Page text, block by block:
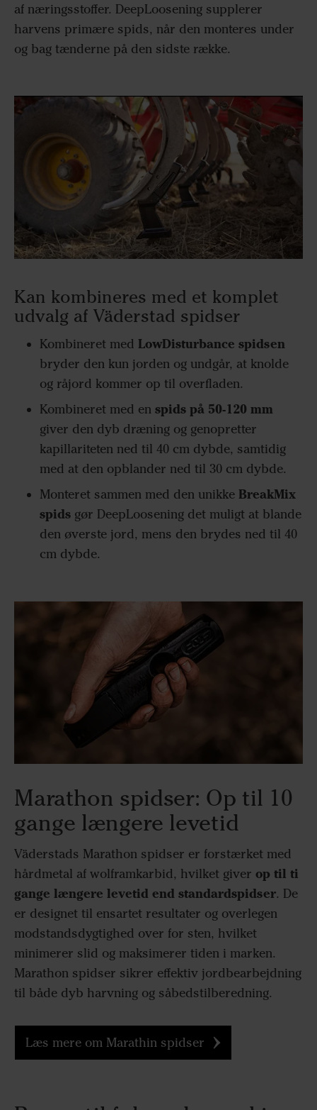
af næringsstoffer. DeepLoosening supplerer
harvens primære spids, når den monteres under
og bag tænderne på den sidste række.
Kan kombineres med et komplet
udvalg af Väderstad spidser
Kombineret med LowDisturbance spidsen
bryder den kun jorden og undgår, at knolde
og råjord kommer op til overfladen.
Kombineret med en spids på 50-120 mm
giver den dyb dræning og genopretter
kapillariteten ned til 40 cm dybde, samtidig
med at den opblander ned til 30 cm dybde.
Monteret sammen med den unikke BreakMix
spids gør DeepLoosening det muligt at blande
den øverste jord, mens den brydes ned til 40
cm dybde.
Marathon spidser: Op til 10
gange længere levetid
Väderstads Marathon spidser er forstærket med
hårdmetal af wolframkarbid, hvilket giver op til ti
gange længere levetid end standardspidser. De
er designet til ensartet resultater og overlegen
modstandsdygtighed over for sten, hvilket
minimerer slid og maksimerer tiden i marken.
Marathon spidser sikrer effektiv jordbearbejdning
til både dyb harvning og såbedstilberedning.
Læs mere om Marathin spidser